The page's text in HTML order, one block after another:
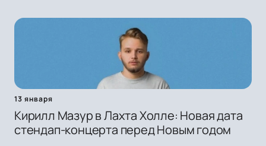
13 января
Кирилл Мазур в Лахта Холле: Новая дата
стендап-концерта перед Новым годом